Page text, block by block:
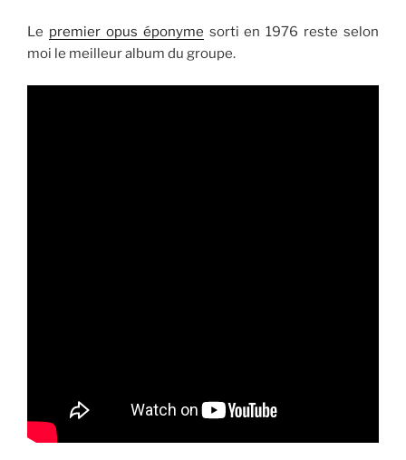
Le premier opus éponyme sorti en 1976 reste selon
moi le meilleur album du groupe.